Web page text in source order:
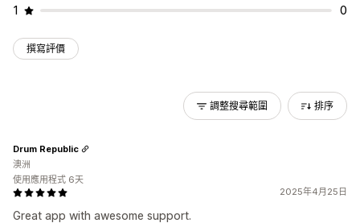
1
0
撰寫評價
調整搜尋範圍 排序
2025年4月25日
Great app with awesome support.
Drum Republic
澳洲
使用應用程式 6天